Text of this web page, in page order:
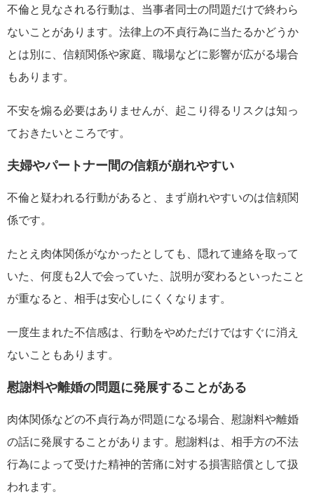
不倫と見なされる行動は、当事者同士の問題だけで終わら
ないことがあります。法律上の不貞行為に当たるかどうか
とは別に、信頼関係や家庭、職場などに影響が広がる場合
もあります。
不安を煽る必要はありませんが、起こり得るリスクは知っ
ておきたいところです。
夫婦やパートナー間の信頼が崩れやすい
不倫と疑われる行動があると、まず崩れやすいのは信頼関
係です。
たとえ肉体関係がなかったとしても、隠れて連絡を取って
いた、何度も2人で会っていた、説明が変わるといったこと
が重なると、相手は安心しにくくなります。
一度生まれた不信感は、行動をやめただけではすぐに消え
ないこともあります。
慰謝料や離婚の問題に発展することがある
肉体関係などの不貞行為が問題になる場合、慰謝料や離婚
の話に発展することがあります。慰謝料は、相手方の不法
行為によって受けた精神的苦痛に対する損害賠償として扱
われます。